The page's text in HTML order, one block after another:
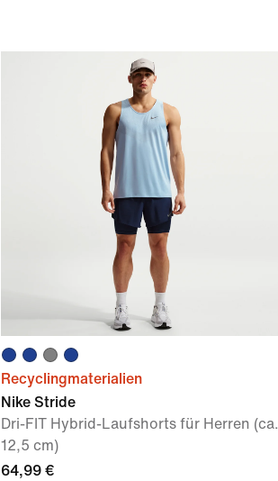
Recyclingmaterialien
Nike Stride
Dri-FIT Hybrid-Laufshorts für Herren (ca.
12,5 cm)
64,99 €